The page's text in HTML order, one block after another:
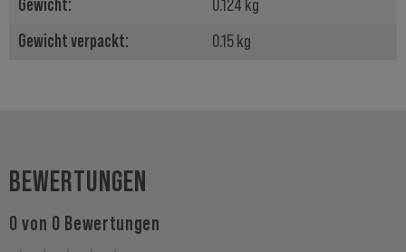
Gewicht:
0.124 kg
Gewicht verpackt:
0.15 kg
BEWERTUNGEN
0 von 0 Bewertungen